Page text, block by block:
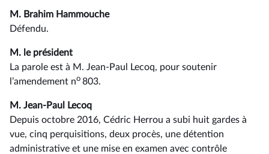
M. Brahim Hammouche
Défendu.
M. le président
La parole est à M. Jean-Paul Lecoq, pour soutenir
l’amendement no 803.
M. Jean-Paul Lecoq
Depuis octobre 2016, Cédric Herrou a subi huit gardes à
vue, cinq perquisitions, deux procès, une détention
administrative et une mise en examen avec contrôle